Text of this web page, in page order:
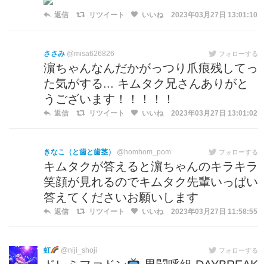
返信 リツイート いいね 2023年03月27日 13:01:10
ささみ @misa626826 フォローする
濵ちゃんなんだかがっつり爪痕残してっ
た気がする... キムタク兄さんありがと
うございます！！！！！
返信 リツイート いいね 2023年03月27日 13:01:02
きなこ（と歯と歯茎） @homhom_pom フォローする
キムタクが答えると濵ちゃんのキラキラ
笑顔が見れるのでキムタク先輩いっぱい
答えてくださいお願いします
返信 リツイート いいね 2023年03月27日 11:58:55
虹 @niji_shoji フォローする